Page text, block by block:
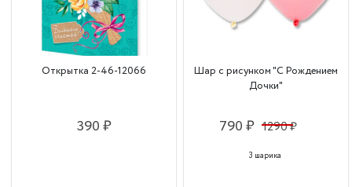
Открытка 2-46-12066
390 ₽
Шар с рисунком "С Рождением
Дочки"
790 ₽ 1290 ₽
3 шарика